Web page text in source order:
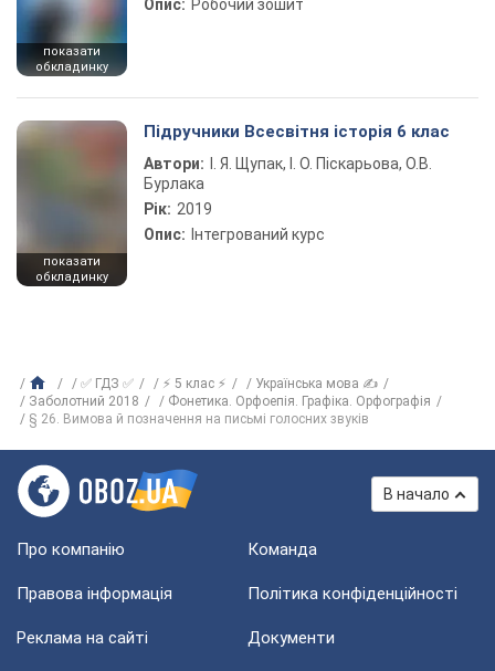
показати
обкладинку
Опис: Робочий зошит
показати
обкладинку
Підручники Всесвітня історія 6 клас
Автори:
І. Я. Щупак, І. О. Піскарьова, О.В.
Бурлака
Рік: 2019
Опис: Інтегрований курс
✅ ГДЗ ✅ ⚡ 5 клас ⚡
Українська мова ✍
Заболотний 2018
Фонетика. Орфоепія. Графіка. Орфографія
§ 26. Вимова й позначення на письмі голосних звуків
В начало
Про компанію Команда
Правова інформація Політика конфіденційності
Реклама на сайті Документи